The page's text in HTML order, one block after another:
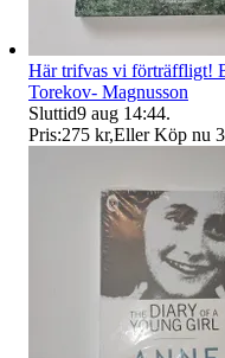
Ersättning om varan
Här trifvas vi förträffligt!
Torekov- Magnusson
Sluttid9 aug 14:44.
Pris:275 kr,Eller Köp nu